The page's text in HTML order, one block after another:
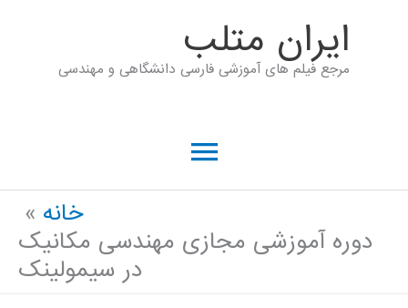
ايران متلب
مرجع فیلم های آموزشی فارسی دانشگاهی و مهندسی
فهرست
خانه
دوره آموزشی مجازی مهندسی مکانیک
در سیمولینک